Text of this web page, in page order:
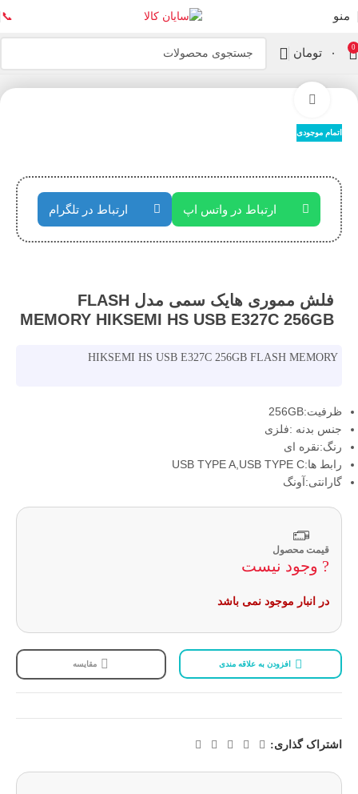
منو 📞
0 ۰ تومان
خانه ذخیره سازها فلش مموری
اتمام موجودی
ارتباط در واتس اپ ارتباط در تلگرام
فلش مموری هایک سمی مدل FLASH
MEMORY HIKSEMI HS USB E327C 256GB
HIKSEMI HS USB E327C 256GB FLASH MEMORY
ظرفیت:256GB
جنس بدنه :فلزی
رنگ:نقره ای
رابط ها:USB TYPE A,USB TYPE C
گارانتی:آونگ
قیمت محصول
? وجود نیست
در انبار موجود نمی باشد
افزودن به علاقه مندی مقایسه
اشتراک گذاری: